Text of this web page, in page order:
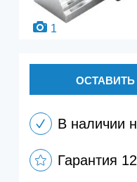
1
ОСТАВИТЬ
В наличии
Гарантия